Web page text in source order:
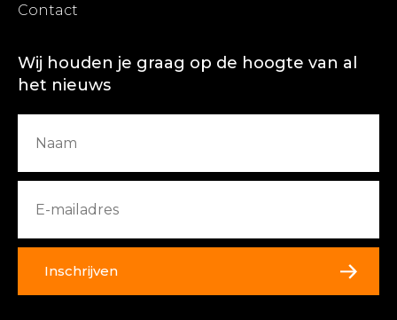
Contact
Wij houden je graag op de hoogte van al
het nieuws
Inschrijven